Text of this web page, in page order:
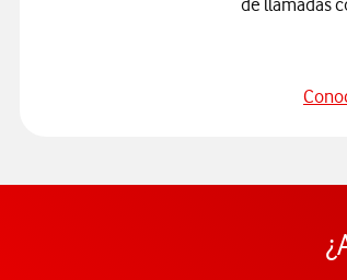
de llamadas